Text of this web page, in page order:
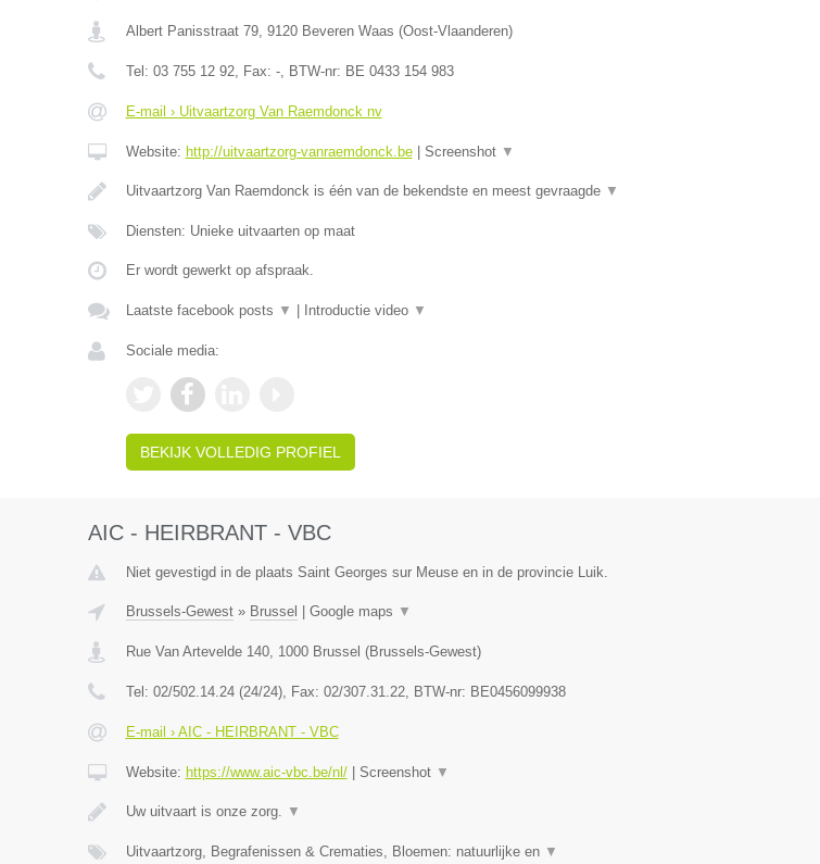
Albert Panisstraat 79, 9120 Beveren Waas (Oost-Vlaanderen)
Tel: 03 755 12 92, Fax: -, BTW-nr: BE 0433 154 983
E-mail › Uitvaartzorg Van Raemdonck nv
Website: http://uitvaartzorg-vanraemdonck.be| Screenshot ▼
Uitvaartzorg Van Raemdonck is één van de bekendste en meest gevraagde ▼
Diensten: Unieke uitvaarten op maat
Er wordt gewerkt op afspraak.
Laatste facebook posts ▼ Introductie video ▼
Sociale media:
BEKIJK VOLLEDIG PROFIEL
AIC - HEIRBRANT - VBC
Niet gevestigd in de plaats Saint Georges sur Meuse en in de provincie Luik.
Brussels-Gewest» Brussel Google maps ▼
Rue Van Artevelde 140, 1000 Brussel (Brussels-Gewest)
Tel: 02/502.14.24 (24/24), Fax: 02/307.31.22, BTW-nr: BE0456099938
E-mail › AIC - HEIRBRANT - VBC
Website: https://www.aic-vbc.be/nl/| Screenshot ▼
Uw uitvaart is onze zorg. ▼
Uitvaartzorg, Begrafenissen & Crematies, Bloemen: natuurlijke en ▼